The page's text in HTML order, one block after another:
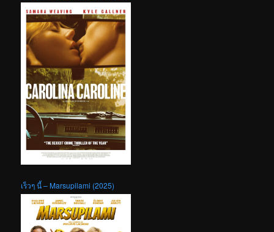
เร็วๆ นี้ – Marsupilami (2025)